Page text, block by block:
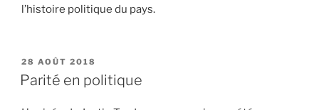
l’histoire politique du pays.
PUBLIÉ
LE
28 AOÛT 2018
Parité en politique